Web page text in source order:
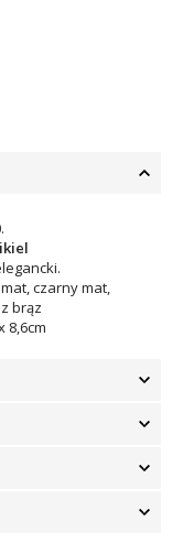
czarny mat,
brąz
8,6cm